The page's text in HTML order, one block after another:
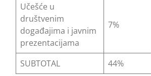
Učešće u
društvenim
događajima i javnim
prezentacijama
7%
SUBTOTAL 44%